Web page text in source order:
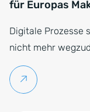
für Europas
Digitale Prozesse
nicht mehr
Weiterlesen